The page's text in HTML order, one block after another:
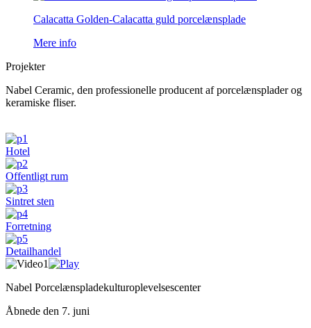
Calacatta Golden-Calacatta guld porcelænsplade
Mere info
Projekter
Nabel Ceramic, den professionelle producent af porcelænsplader og
keramiske fliser.
Hotel
Offentligt rum
Sintret sten
Forretning
Detailhandel
Nabel Porcelænspladekulturoplevelsescenter
Åbnede den 7. juni